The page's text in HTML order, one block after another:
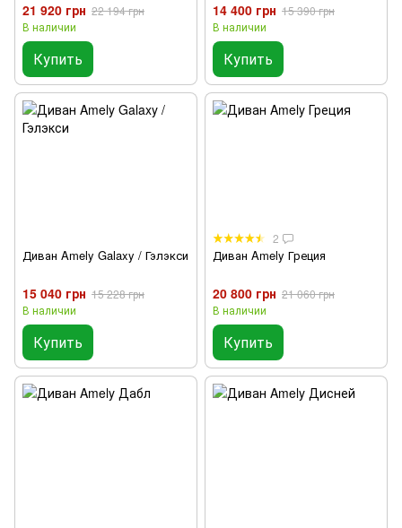
21 920 грн 22 194 грн
В наличии
Купить
14 400 грн 15 390 грн
В наличии
Купить
Диван Amely Galaxy / Гэлэкси
15 040 грн 15 228 грн
В наличии
Купить
2
Диван Amely Греция
20 800 грн 21 060 грн
В наличии
Купить